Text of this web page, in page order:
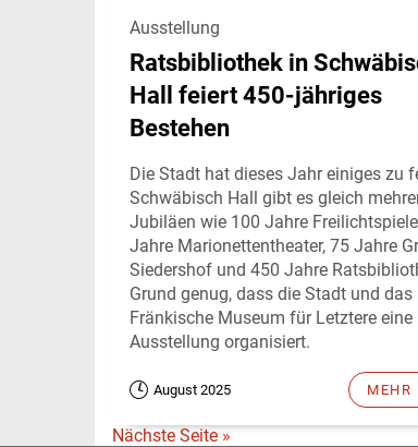
Ausstellung
Ratsbibliothek in
Hall feiert 450-jähriges
Bestehen
Die Stadt hat dieses Jahr einiges zu
Schwäbisch Hall gibt es gleich
Jubiläen wie 100 Jahre
Jahre Marionettentheater, 75 Jahre
Siedershof und 450 Jahre
Grund genug, dass die Stadt und das
Fränkische Museum für Letztere eine
Ausstellung organisiert.
August 2025 MEHR
Nächste Seite »